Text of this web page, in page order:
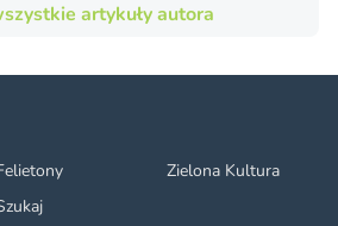
artykuły autora
Zielona Kultura